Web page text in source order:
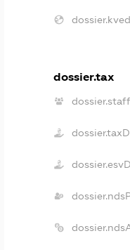
dossier.tax
dossier.staff